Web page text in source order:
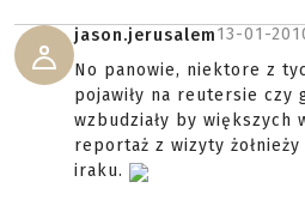
jason.jerusalem13-01-
No panowie, niektore z
pojawiły na reutersie czy
wzbudziały by większych
reportaż z wizyty
iraku.